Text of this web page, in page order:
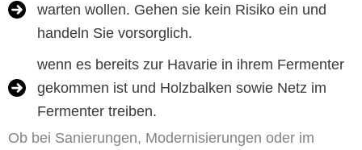
warten wollen. Gehen sie kein Risiko ein und
handeln Sie vorsorglich.
wenn es bereits zur Havarie in ihrem Fermenter
gekommen ist und Holzbalken sowie Netz im
Fermenter treiben.
Ob bei Sanierungen, Modernisierungen oder im